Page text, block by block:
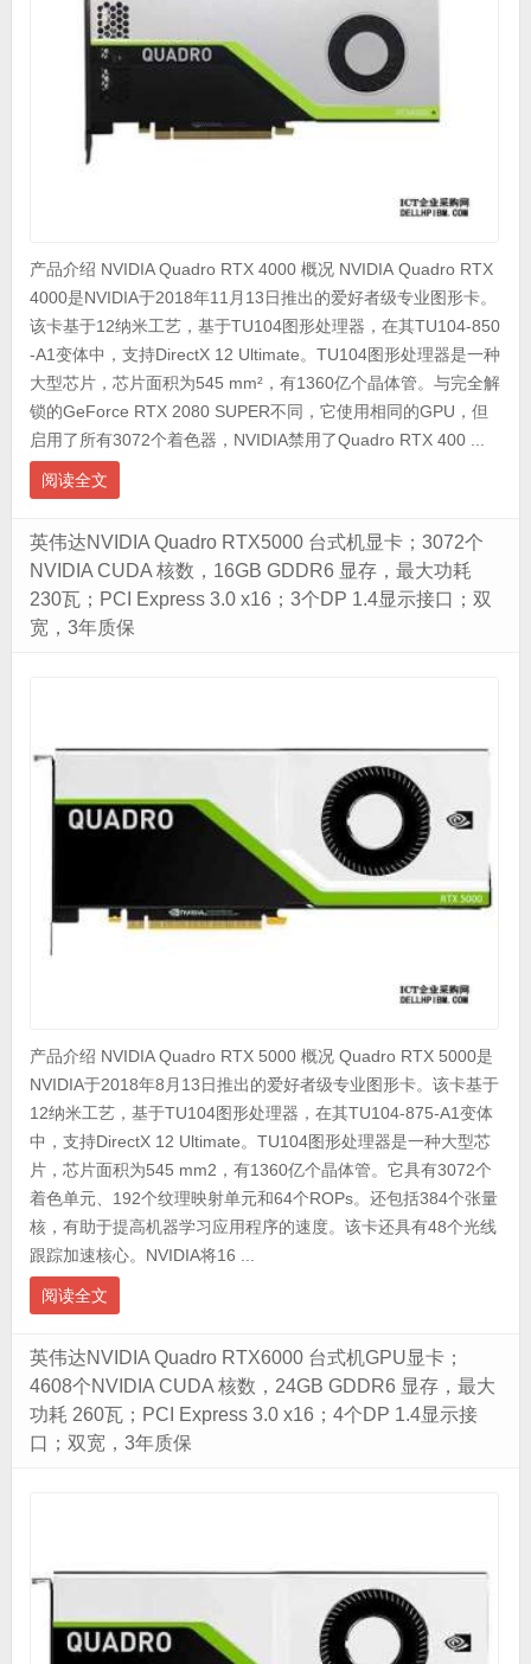
产品介绍 NVIDIA Quadro RTX 4000 概况 NVIDIA Quadro RTX
4000是NVIDIA于2018年11月13日推出的爱好者级专业图形卡。
该卡基于12纳米工艺，基于TU104图形处理器，在其TU104-850
-A1变体中，支持DirectX 12 Ultimate。TU104图形处理器是一种
大型芯片，芯片面积为545 mm²，有1360亿个晶体管。与完全解
锁的GeForce RTX 2080 SUPER不同，它使用相同的GPU，但
启用了所有3072个着色器，NVIDIA禁用了Quadro RTX 400 ...
阅读全文
英伟达NVIDIA Quadro RTX5000 台式机显卡；3072个
NVIDIA CUDA 核数，16GB GDDR6 显存，最大功耗
230瓦；PCI Express 3.0 x16；3个DP 1.4显示接口；双
宽，3年质保
产品介绍 NVIDIA Quadro RTX 5000 概况 Quadro RTX 5000是
NVIDIA于2018年8月13日推出的爱好者级专业图形卡。该卡基于
12纳米工艺，基于TU104图形处理器，在其TU104-875-A1变体
中，支持DirectX 12 Ultimate。TU104图形处理器是一种大型芯
片，芯片面积为545 mm2，有1360亿个晶体管。它具有3072个
着色单元、192个纹理映射单元和64个ROPs。还包括384个张量
核，有助于提高机器学习应用程序的速度。该卡还具有48个光线
跟踪加速核心。NVIDIA将16 ...
阅读全文
英伟达NVIDIA Quadro RTX6000 台式机GPU显卡；
4608个NVIDIA CUDA 核数，24GB GDDR6 显存，最大
功耗 260瓦；PCI Express 3.0 x16；4个DP 1.4显示接
口；双宽，3年质保